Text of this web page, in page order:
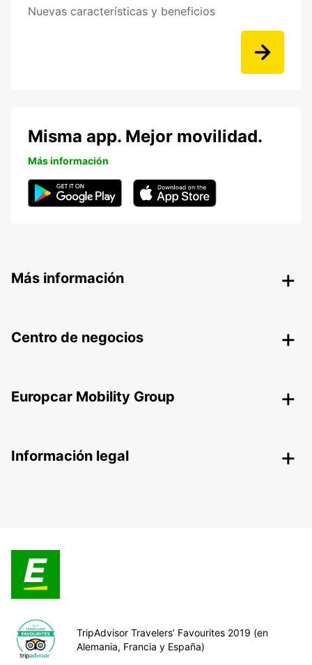
Nuevas características y beneficios
Misma app. Mejor movilidad.
Más información
Más información
Centro de negocios
Europcar Mobility Group
Información legal
TripAdvisor Travelers’ Favourites 2019 (en
Alemania, Francia y España)